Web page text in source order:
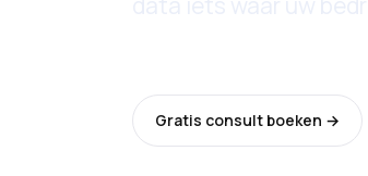
Gratis consult boeken →